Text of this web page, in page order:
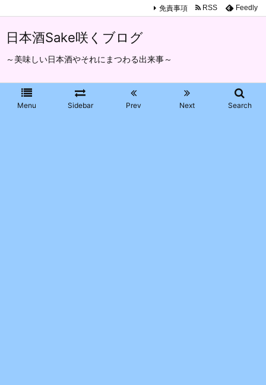
日本酒Sake咲くブログ
～美味しい日本酒やそれにまつわる出来事～
Menu Sidebar Prev Next Search
免責事項 RSS Feedly